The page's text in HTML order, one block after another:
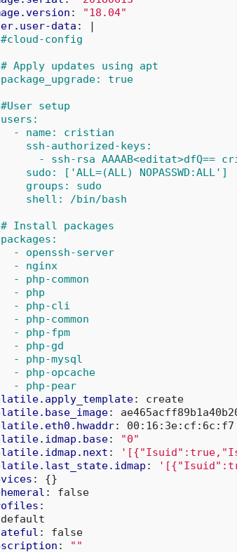
:
"18.04"
data :
|
#cloud-config
# Apply updates using apt
package_upgrade: true
#User setup
users:
- name: cristian
ssh-authorized-keys:
- ssh-rsa AAAAB<editat>dfQ==
sudo: ['ALL=(ALL) NOPASSWD:ALL']
groups: sudo
shell: /bin/bash
# Install packages
packages:
- openssh-server
- nginx
- php-common
- php
- php-cli
- php-common
- php-fpm
- php-gd
- php-mysql
- php-opcache
- php-pear
:
create
:
:
00:16:3e:cf:6c:f7
:
"0"
:
:
:
{}
:
false
:
default
:
false
: ""